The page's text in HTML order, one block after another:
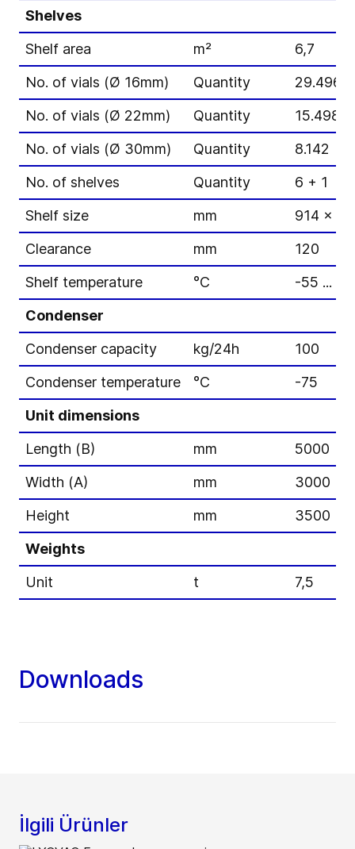
Shelves
Shelf area
m²
6,7
No. of vials (Ø 16mm)
Quantity
29.496
No. of vials (Ø 22mm)
Quantity
15.498
No. of vials (Ø 30mm)
Quantity
8.142
No. of shelves
Quantity
6 + 1
Shelf size
mm
914 x
Clearance
mm
120
Shelf temperature
°C
-55 ...
Condenser
Condenser capacity
kg/24h
100
Condenser temperature
°C
-75
Unit dimensions
Length (B)
mm
5000
Width (A)
mm
3000
Height
mm
3500
Weights
Unit
t 7,5
Downloads
İlgili Ürünler